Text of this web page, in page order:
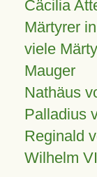
Cäcilia
Märtyrer
viele
Mauger
Nathäus
Palladius
Reginald
Wilhelm